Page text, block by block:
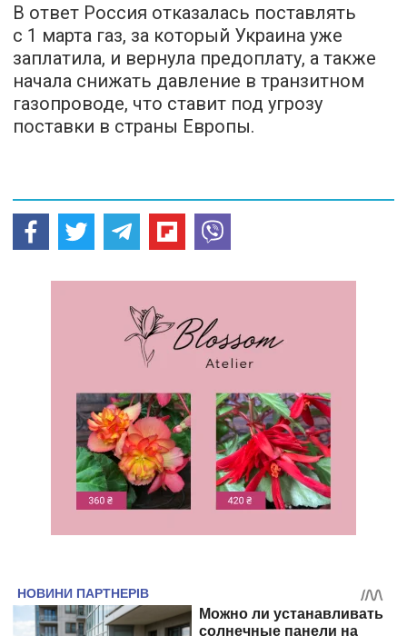
В ответ Россия отказалась поставлять
с 1 марта газ, за ​​который Украина уже
заплатила, и вернула предоплату, а также
начала снижать давление в транзитном
газопроводе, что ставит под угрозу
поставки в страны Европы.